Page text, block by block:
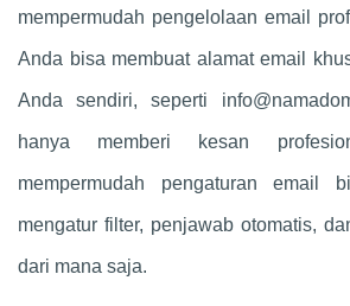
mempermudah pengelolaan email
Anda bisa membuat alamat email
Anda sendiri, seperti
hanya memberi kesan
mempermudah pengaturan email
mengatur filter, penjawab otomatis,
dari mana saja.